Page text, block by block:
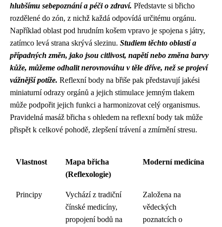
hlubšímu sebepoznání a péči o zdraví. Představte si břicho
rozdělené do zón, z nichž každá odpovídá určitému orgánu.
Například oblast pod hrudním košem vpravo je spojena s játry,
zatímco levá strana skrývá slezinu. Studiem těchto oblastí a
případných změn, jako jsou citlivost, napětí nebo změna barvy
kůže, můžeme odhalit nerovnováhu v těle dříve, než se projeví
vážnější potíže. Reflexní body na břiše pak představují jakési
miniaturní odrazy orgánů a jejich stimulace jemným tlakem
může podpořit jejich funkci a harmonizovat celý organismus.
Pravidelná masáž břicha s ohledem na reflexní body tak může
přispět k celkové pohodě, zlepšení trávení a zmírnění stresu.
Vlastnost
Mapa břicha
(Reflexologie)
Moderní medicína
Principy
Vychází z tradiční
čínské medicíny,
propojení bodů na
Založena na
vědeckých
poznatcích o